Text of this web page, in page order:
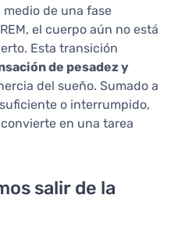
de una fase
el cuerpo aún no está
Esta transición
de pesadez y
del sueño. Sumado a
o interrumpido,
en una tarea
salir de la